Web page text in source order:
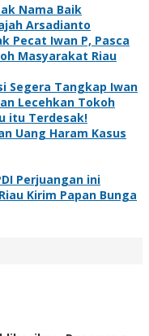
Nama Baik
Arsadianto
Pecat Iwan P, Pasca
Masyarakat Riau
Segera Tangkap Iwan
Lecehkan Tokoh
itu Terdesak!
Uang Haram Kasus
Perjuangan ini
Kirim Papan Bunga